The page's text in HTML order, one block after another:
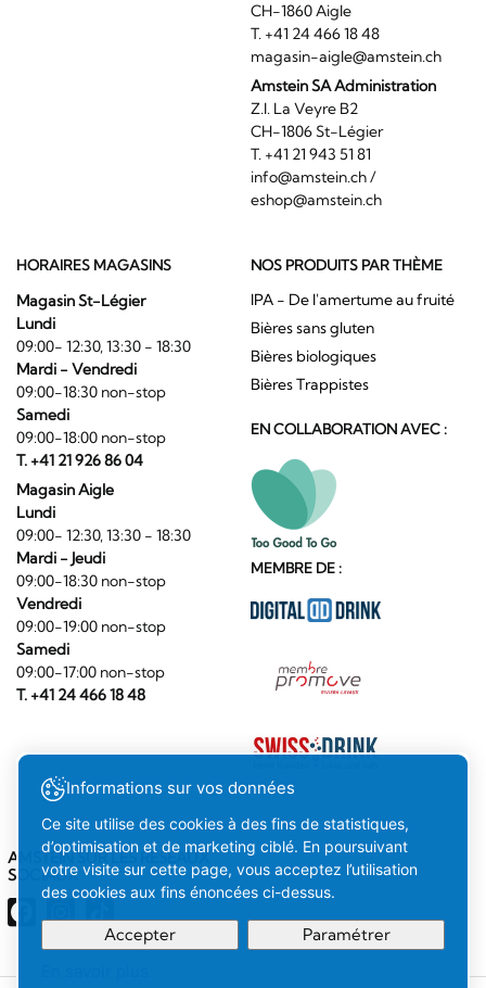
CH-1860 Aigle
T. +41 24 466 18 48
magasin-aigle@amstein.ch
Amstein SA Administration
Z.I. La Veyre B2
CH-1806 St-Légier
T. +41 21 943 51 81
info@amstein.ch/
eshop@amstein.ch
HORAIRES MAGASINS
Magasin St-Légier
Lundi
09:00- 12:30, 13:30 - 18:30
Mardi - Vendredi
09:00-18:30 non-stop
Samedi
09:00-18:00 non-stop
T. +41 21 926 86 04
Magasin Aigle
Lundi
09:00- 12:30, 13:30 - 18:30
Mardi - Jeudi
09:00-18:30 non-stop
Vendredi
09:00-19:00 non-stop
Samedi
09:00-17:00 non-stop
T. +41 24 466 18 48
NOS PRODUITS PAR THÈME
IPA - De l'amertume au fruité
Bières sans gluten
Bières biologiques
Bières Trappistes
EN COLLABORATION AVEC :
MEMBRE DE :
AMSTEIN SUR LES RÉSEAUX
SOCIAUX
Informations sur vos données
Ce site utilise des cookies à des fins de statistiques,
d’optimisation et de marketing ciblé. En poursuivant
votre visite sur cette page, vous acceptez l’utilisation
des cookies aux fins énoncées ci-dessus.
Accepter Paramétrer